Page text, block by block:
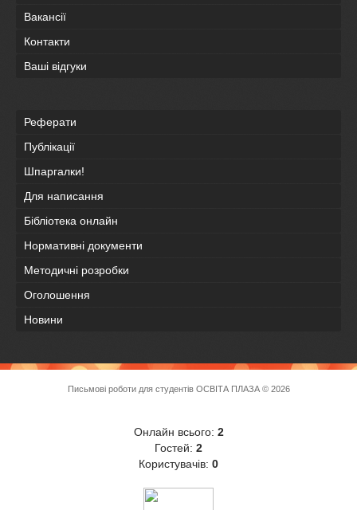
Вакансії
Контакти
Ваші відгуки
Реферати
Публікації
Шпаргалки!
Для написання
Бібліотека онлайн
Нормативні документи
Методичні розробки
Оголошення
Новини
Письмові роботи для студентів ОСВІТА ПЛАЗА© 2026
Онлайн всього: 2
Гостей: 2
Користувачів: 0